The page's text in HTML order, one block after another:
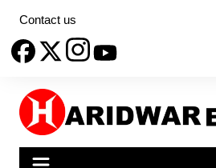
content
Contact us